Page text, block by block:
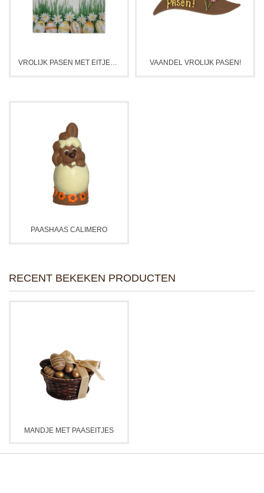
VROLIJK PASEN MET EITJES TABLET VAANDEL VROLIJK PASEN!
PAASHAAS CALIMERO
RECENT BEKEKEN PRODUCTEN
MANDJE MET PAASEITJES